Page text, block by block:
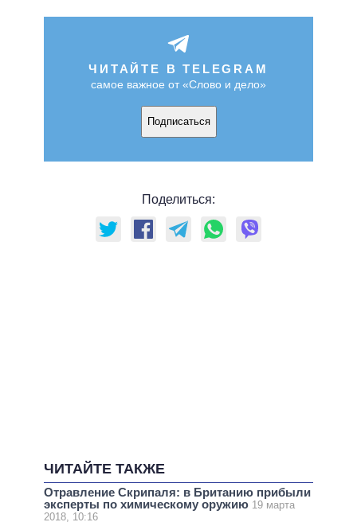
ЧИТАЙТЕ В TELEGRAM
самое важное от «Слово и дело»
Подписаться
Поделиться:
ЧИТАЙТЕ ТАКЖЕ
Отравление Скрипаля: в Британию прибыли
эксперты по химическому оружию 19 марта
2018, 10:16